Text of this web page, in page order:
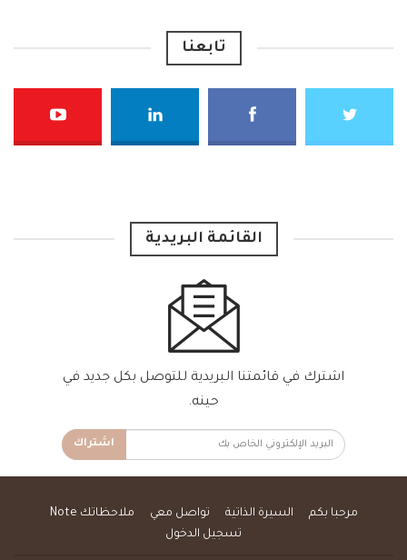
تابعنا
القائمة البريدية
اشترك في قائمتنا البريدية للتوصل بكل جديد في
حينه.
اشتراك
مرحبا بكم السيرة الذاتية تواصل معي
ملاحظاتك Note
تسجيل الدخول